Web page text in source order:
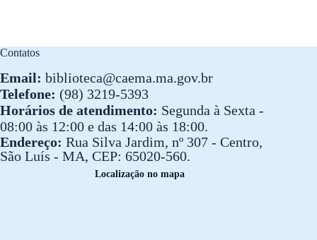
Contatos
Email: biblioteca@caema.ma.gov.br
Telefone: (98) 3219-5393
Horários de atendimento: Segunda à Sexta -
08:00 às 12:00 e das 14:00 às 18:00.
Endereço: Rua Silva Jardim, nº 307 - Centro,
São Luís - MA, CEP: 65020-560.
Localização no mapa